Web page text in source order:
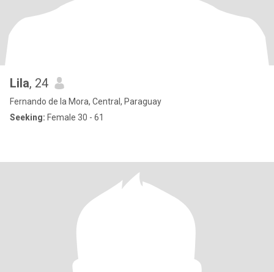
Lila, 24
Fernando de la Mora, Central, Paraguay
Seeking: Female 30 - 61